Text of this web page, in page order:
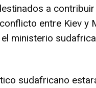
a contribuir
entre Kiev y
ministerio
sudafricano